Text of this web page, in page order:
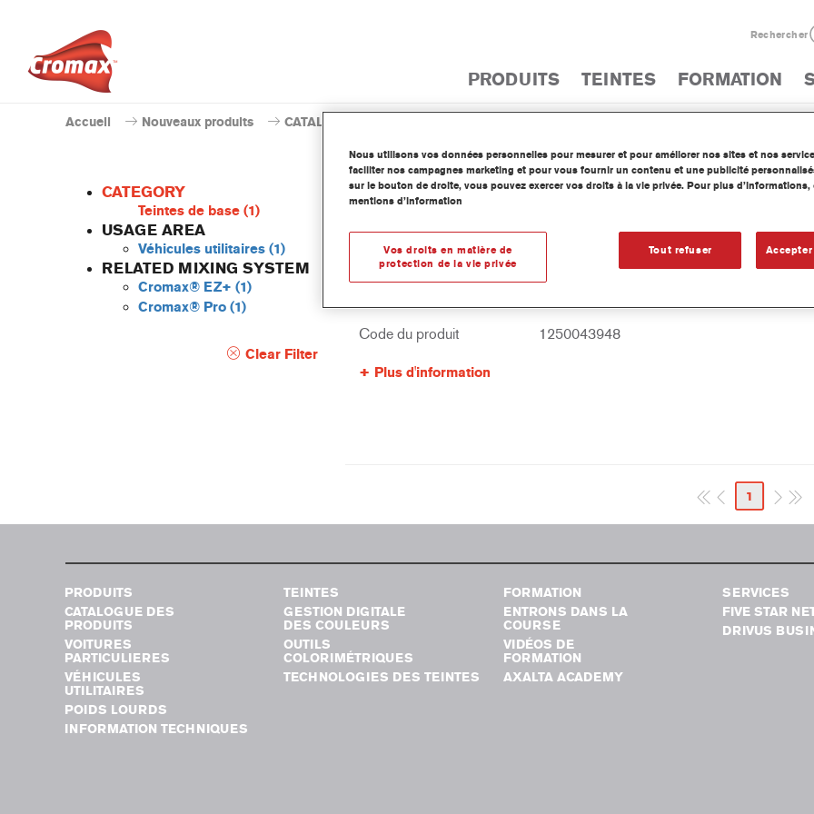
Rechercher
PRODUITS TEINTES FORMATION
Accueil Nouveaux produits CATALOGUE DES PRODUITS
CATEGORY
Teintes de base (1)
USAGE AREA
Véhicules utilitaires (1)
RELATED MIXING SYSTEM
Cromax® EZ+ (1)
Cromax® Pro (1)
Clear Filter
CATALOGUE DES
WH1026 ChromaHybrid Or Solaire
Code du produit 1250043948
Plus d'information
1
PRODUITS
CATALOGUE DES
PRODUITS
VOITURES
PARTICULIERES
VÉHICULES
UTILITAIRES
POIDS LOURDS
INFORMATION TECHNIQUES
TEINTES
GESTION DIGITALE
DES COULEURS
OUTILS
COLORIMÉTRIQUES
TECHNOLOGIES DES TEINTES
FORMATION
ENTRONS DANS LA
COURSE
VIDÉOS DE
FORMATION
AXALTA ACADEMY
SERVICES
FIVE STAR
DRIVUS
Nous utilisons vos données personnelles pour mesurer et pour améliorer nos sites et nos
faciliter nos campagnes marketing et pour vous fournir un contenu et une publicité
sur le bouton de droite, vous pouvez exercer vos droits à la vie privée. Pour plus
mentions d’information
Tout refuser
Vos droits en matière de
protection de la vie privée